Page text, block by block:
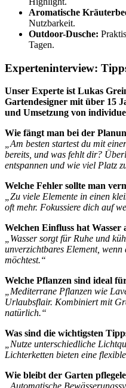
Aromatische
Nutzbarkeit.
Outdoor-Dusche:
Tagen.
Experteninterview:
Unser Experte ist Lukas
Gartendesigner mit über 15
und Umsetzung von
Wie fängt man bei der
„Am besten startest du mit
bereits, und was fehlt dir?
entspannen und wie viel Platz
Welche Fehler sollte man
„Zu viele Elemente in einen
oft mehr. Fokussiere dich auf
Welchen Einfluss hat Wasser
„Wasser sorgt für Ruhe und
unverzichtbares Element,
möchtest.“
Welche Pflanzen sind ideal
„Mediterrane Pflanzen wie
Urlaubsflair. Kombiniert mit
natürlich.“
Was sind die wichtigsten
„Nutze unterschiedliche
Lichterketten bieten eine
Wie bleibt der Garten